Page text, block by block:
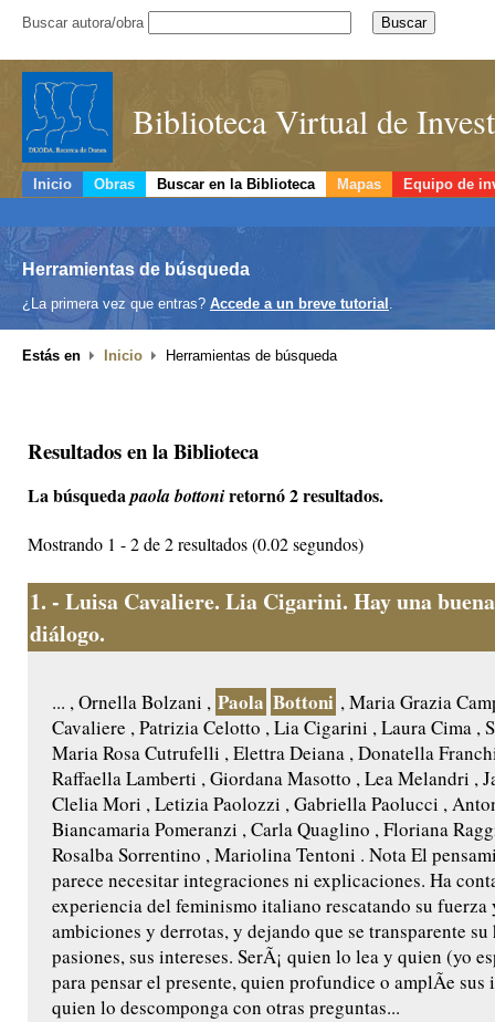
Buscar autora/obra
Biblioteca Virtual de
Inicio Obras Buscar en la Biblioteca Mapas Equipo de
Herramientas de búsqueda
¿La primera vez que entras? Accede a un breve tutorial .
Estás en Inicio Herramientas de búsqueda
Resultados en la Biblioteca
La búsquedapaola bottoniretornó 2 resultados.
Mostrando 1 - 2 de 2 resultados (0.02 segundos)
1. - Luisa Cavaliere. Lia Cigarini. Hay una
diálogo.
... , Ornella Bolzani , Paola Bottoni , Maria Grazia
Cavaliere , Patrizia Celotto , Lia Cigarini , Laura Cima ,
Maria Rosa Cutrufelli , Elettra Deiana , Donatella
Raffaella Lamberti , Giordana Masotto , Lea Melandri ,
Clelia Mori , Letizia Paolozzi , Gabriella Paolucci ,
Biancamaria Pomeranzi , Carla Quaglino , Floriana
Rosalba Sorrentino , Mariolina Tentoni . Nota El
parece necesitar integraciones ni explicaciones. Ha
experiencia del feminismo italiano rescatando su
ambiciones y derrotas, y dejando que se transparente
pasiones, sus intereses. SerÃ¡ quien lo lea y quien (yo
para pensar el presente, quien profundice o amplÃ­e
quien lo descomponga con otras preguntas...